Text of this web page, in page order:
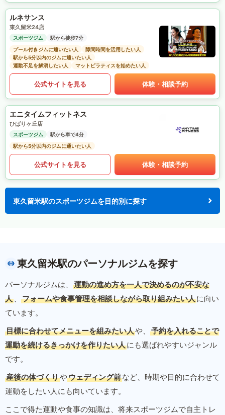
ルネサンス
東久留米24店
スポーツジム
駅から徒歩7分
プール付きジムに通いたい人
隙間時間を活用したい人
駅から5分以内のジムに通いたい人
運動不足を解消したい人
マットピラティスを始めたい人
公式サイトを見る 体験・相談予約
エニタイムフィットネス
ひばりヶ丘店
スポーツジム
駅から車で4分
駅から5分以内のジムに通いたい人
公式サイトを見る 体験・相談予約
東久留米駅のスポーツジムを目的別に探す
東久留米駅のパーソナルジムを探す
パーソナルジムは、
運動の進め方を一人で決めるのが不安な
人 、 フォームや食事管理を相談しながら取り組みたい人に向い
ています。
目標に合わせてメニューを組みたい人や、
予約を入れることで
運動を続けるきっかけを作りたい人にも選ばれやすいジャンル
です。
産後の体づくりやウェディング前など、時期や目的に合わせて
運動をしたい人にも向いています。
ここで得た運動や食事の知識は、将来スポーツジムで自主トレ